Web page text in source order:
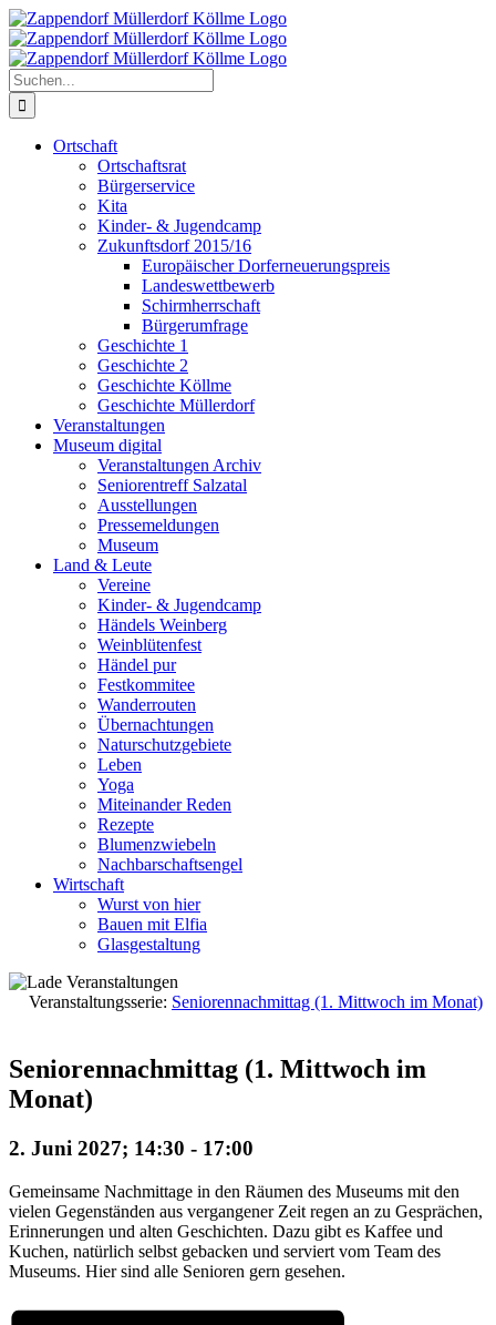
Zum
Inhalt
springen
Suche
nach:
Ortschaft
Ortschaftsrat
Bürgerservice
Kita
Kinder- & Jugendcamp
Zukunftsdorf 2015/16
Europäischer Dorferneuerungspreis
Landeswettbewerb
Schirmherrschaft
Bürgerumfrage
Geschichte 1
Geschichte 2
Geschichte Köllme
Geschichte Müllerdorf
Veranstaltungen
Museum digital
Veranstaltungen Archiv
Seniorentreff Salzatal
Ausstellungen
Pressemeldungen
Museum
Land & Leute
Vereine
Kinder- & Jugendcamp
Händels Weinberg
Weinblütenfest
Händel pur
Festkommitee
Wanderrouten
Übernachtungen
Naturschutzgebiete
Leben
Yoga
Miteinander Reden
Rezepte
Blumenzwiebeln
Nachbarschaftsengel
Wirtschaft
Wurst von hier
Bauen mit Elfia
Glasgestaltung
Veranstaltungsserie: Seniorennachmittag (1. Mittwoch im Monat)
Seniorennachmittag (1. Mittwoch im
Monat)
2. Juni 2027; 14:30 - 17:00
Gemeinsame Nachmittage in den Räumen des Museums mit den
vielen Gegenständen aus vergangener Zeit regen an zu Gesprächen,
Erinnerungen und alten Geschichten. Dazu gibt es Kaffee und
Kuchen, natürlich selbst gebacken und serviert vom Team des
Museums. Hier sind alle Senioren gern gesehen.